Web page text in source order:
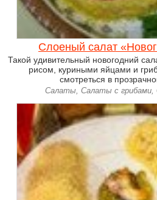
Слоеный салат
Такой удивительный новогодний
рисом, куриными яйцами и
смотреться в
Салаты, Салаты с грибами,